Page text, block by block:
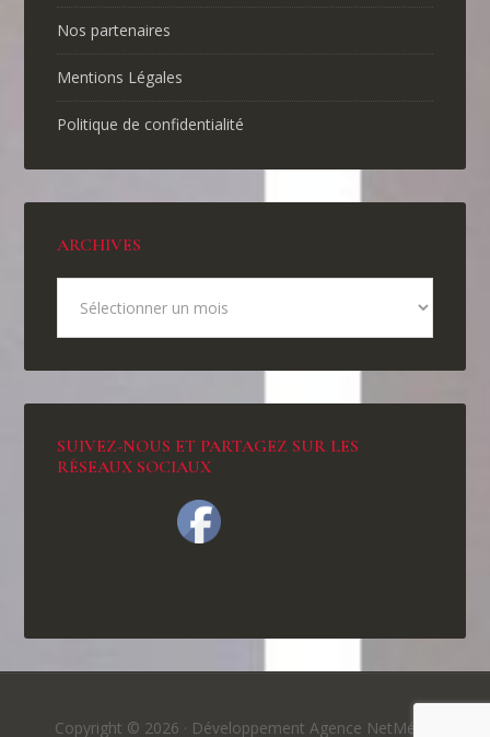
Nos partenaires
Mentions Légales
Politique de confidentialité
ARCHIVES
SUIVEZ-NOUS ET PARTAGEZ SUR LES
RÉSEAUX SOCIAUX
Copyright © 2026 · Développement Agence NetMédia